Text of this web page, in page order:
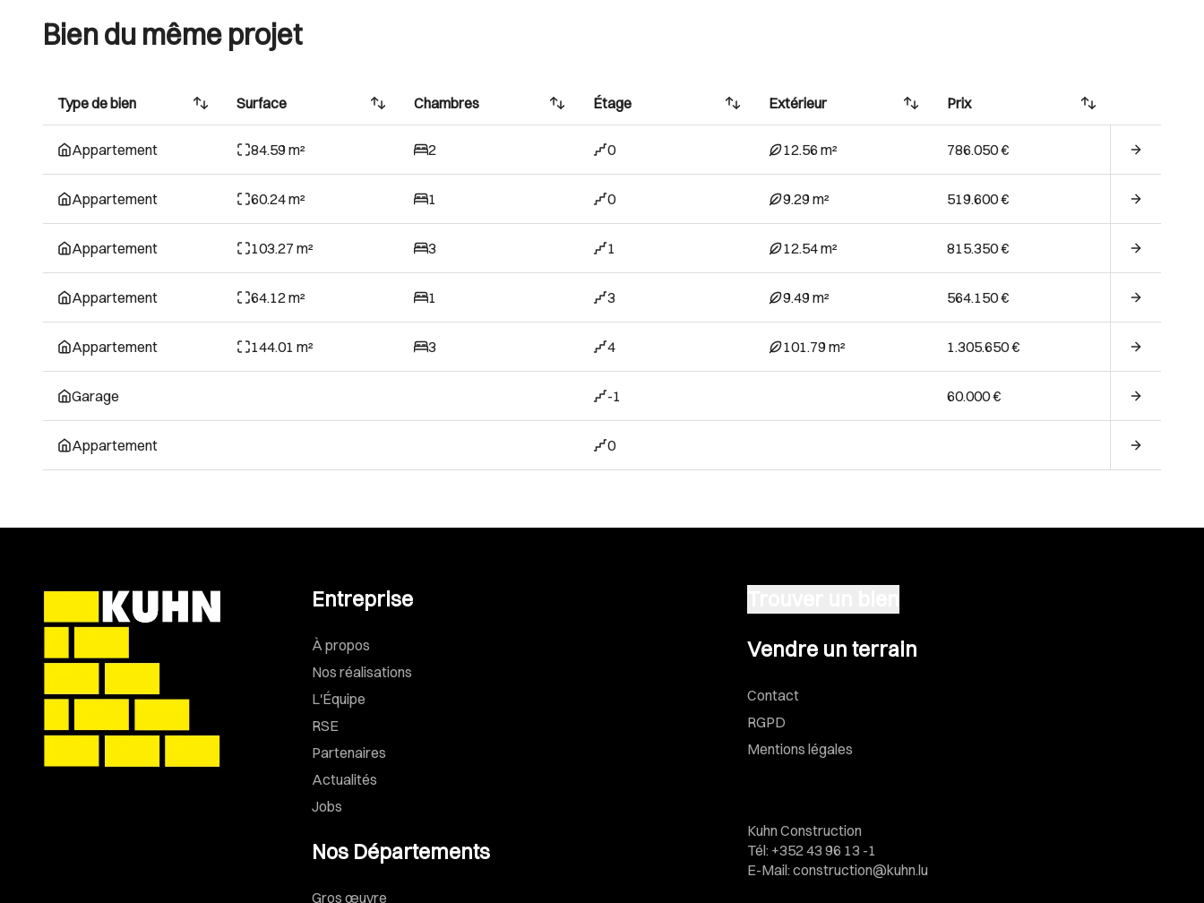
Bien du même projet
Type de bien Surface Chambres Étage Extérieur Prix
Appartement 84.59 m² 2 0 12.56 m² 786.050 €
Appartement 60.24 m² 1 0 9.29 m² 519.600 €
Appartement 103.27 m² 3 1 12.54 m² 815.350 €
Appartement 64.12 m² 1 3 9.49 m² 564.150 €
Appartement 144.01 m² 3 4 101.79 m² 1.305.650 €
Garage -1 60.000 €
Appartement 0
Entreprise
À propos
Nos réalisations
L'Équipe
RSE
Partenaires
Actualités
Jobs
Nos Départements
Gros œuvre
Vendre un terrain
Contact
RGPD
Mentions légales
Kuhn Construction
Tél: +352 43 96 13 -1
E-Mail: construction@kuhn.lu